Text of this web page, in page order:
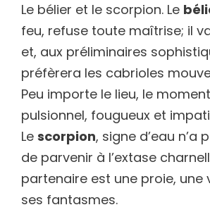
Le bélier et le scorpion. Le
feu, refuse toute maîtrise; il
et, aux préliminaires
préfèrera les cabrioles
Peu importe le lieu, le
pulsionnel, fougueux et
Le scorpion, signe d’eau n’a
de parvenir à l’extase
partenaire est une proie, une
ses fantasmes.